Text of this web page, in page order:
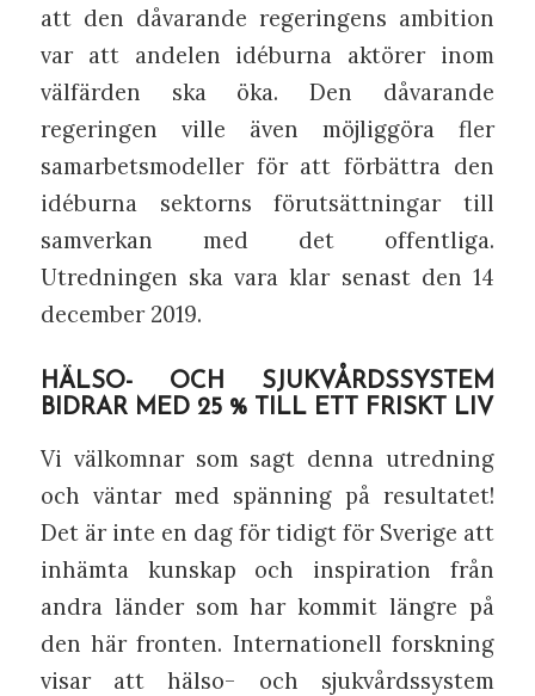
att den dåvarande regeringens ambition
var att andelen idéburna aktörer inom
välfärden ska öka. Den dåvarande
regeringen ville även möjliggöra fler
samarbetsmodeller för att förbättra den
idéburna sektorns förutsättningar till
samverkan med det offentliga.
Utredningen ska vara klar senast den 14
december 2019.
HÄLSO- OCH SJUKVÅRDSSYSTEM
BIDRAR MED 25 % TILL ETT FRISKT LIV
Vi välkomnar som sagt denna utredning
och väntar med spänning på resultatet!
Det är inte en dag för tidigt för Sverige att
inhämta kunskap och inspiration från
andra länder som har kommit längre på
den här fronten. Internationell forskning
visar att hälso- och sjukvårdssystem